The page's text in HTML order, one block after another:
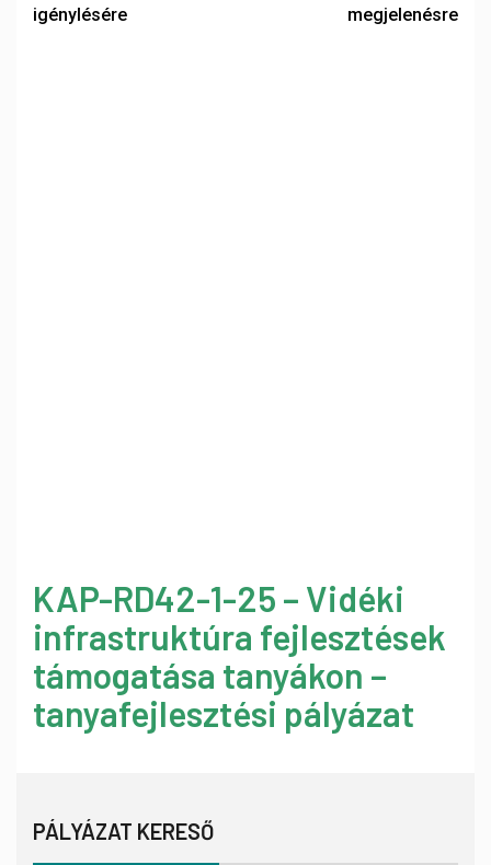
igénylésére
megjelenésre
KAP-RD42-1-25 – Vidéki
infrastruktúra fejlesztések
támogatása tanyákon –
tanyafejlesztési pályázat
PÁLYÁZAT KERESŐ